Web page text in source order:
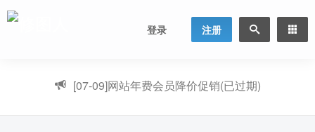
登录 注册
[07-09]网站年费会员降价促销(已过期)